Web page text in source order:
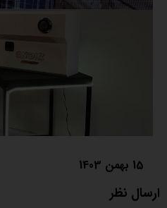
15 بهمن 1403
ارسال نظر